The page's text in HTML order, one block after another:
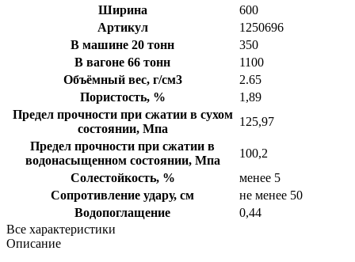
Ширина
600
Артикул
1250696
В машине 20 тонн
350
В вагоне 66 тонн
1100
Объёмный вес, г/см3
2.65
Пористость, %
1,89
Предел прочности при сжатии в сухом
состоянии, Мпа
125,97
Предел прочности при сжатии в
водонасыщенном состоянии, Мпа
100,2
Солестойкость, %
менее 5
Сопротивление удару, см
не менее 50
Водопоглащение
0,44
Все характеристики
Описание